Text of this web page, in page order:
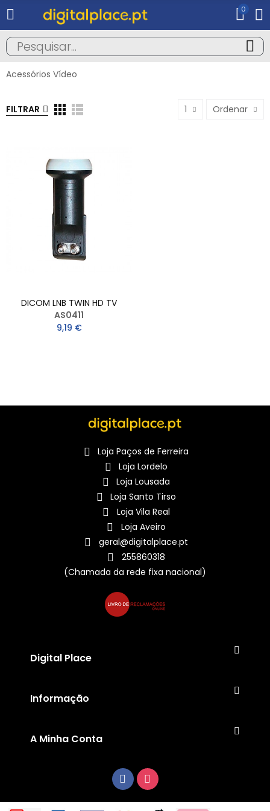
0
Acessórios Vídeo
FILTRAR 1 Ordenar
DICOM LNB TWIN HD TV
AS0411
9,19 €
Loja Paços de Ferreira
Loja Lordelo
Loja Lousada
Loja Santo Tirso
Loja Vila Real
Loja Aveiro
geral@digitalplace.pt
255860318
(Chamada da rede fixa nacional)
Digital Place
Informação
A Minha Conta